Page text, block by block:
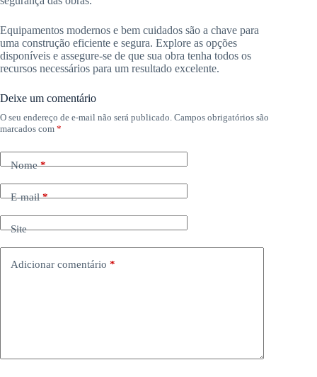
Equipamentos modernos e bem cuidados são a chave para
uma construção eficiente e segura. Explore as opções
disponíveis e assegure-se de que sua obra tenha todos os
recursos necessários para um resultado excelente.
Deixe um comentário
O seu endereço de e-mail não será publicado. Campos obrigatórios são
marcados com *
Nome*
E-mail*
Site
Adicionar comentário *